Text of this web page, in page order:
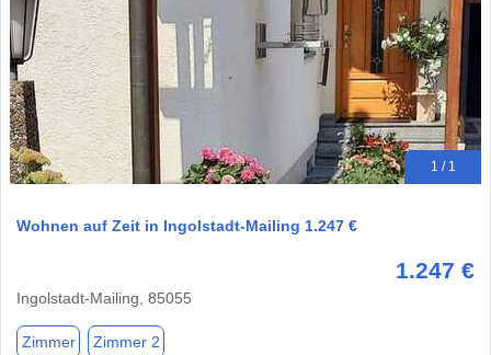
1 / 1
Wohnen auf Zeit in Ingolstadt-Mailing 1.247 €
1.247 €
Ingolstadt-Mailing, 85055
Zimmer Zimmer 2